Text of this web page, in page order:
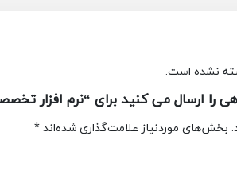
نشده است.
را ارسال می کنید برای “نرم افزار
بخش‌های موردنیاز علامت‌گذاری شده‌اند*